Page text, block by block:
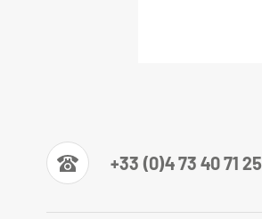
+33 (0)4 73 40 71 25